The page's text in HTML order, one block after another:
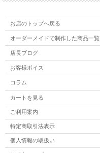
お店のトップへ戻る
オーダーメイドで制作した商品一覧
店長ブログ
お客様ボイス
コラム
カートを見る
ご利用案内
特定商取引法表示
個人情報の取扱い